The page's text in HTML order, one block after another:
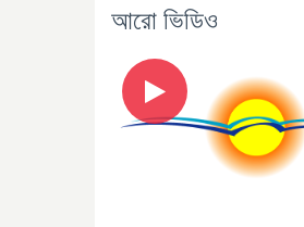
আরো ভিডিও